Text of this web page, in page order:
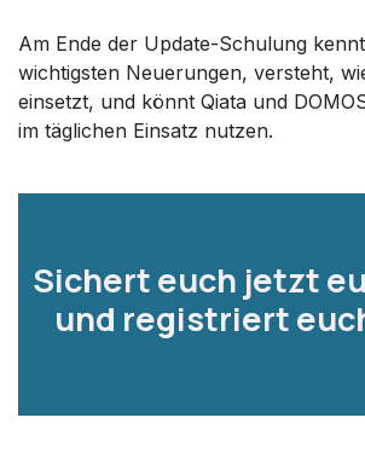
Am Ende der Update-Schulung
wichtigsten Neuerungen, versteht,
einsetzt, und könnt Qiata und
im täglichen Einsatz nutzen.
Sichert euch jetzt
und registriert